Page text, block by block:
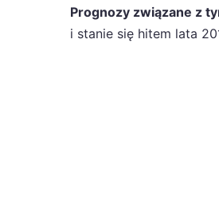
Prognozy związane z
i stanie się hitem lata